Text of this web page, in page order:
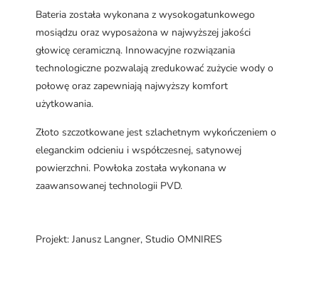
Bateria została wykonana z wysokogatunkowego
mosiądzu oraz wyposażona w najwyższej jakości
głowicę ceramiczną. Innowacyjne rozwiązania
technologiczne pozwalają zredukować zużycie wody o
połowę oraz zapewniają najwyższy komfort
użytkowania.
Złoto szczotkowane jest szlachetnym wykończeniem o
eleganckim odcieniu i współczesnej, satynowej
powierzchni. Powłoka została wykonana w
zaawansowanej technologii PVD.
Projekt: Janusz Langner, Studio OMNIRES